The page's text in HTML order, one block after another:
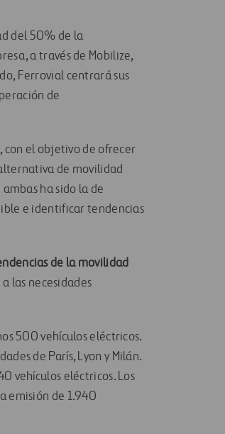
del 50% de la
a través de Mobilize,
Ferrovial centrará sus
de
con el objetivo de ofrecer
de movilidad
ha sido la de
e identificar tendencias
de la movilidad
las necesidades
500 vehículos eléctricos.
de París, Lyon y Milán.
vehículos eléctricos. Los
emisión de 1.940